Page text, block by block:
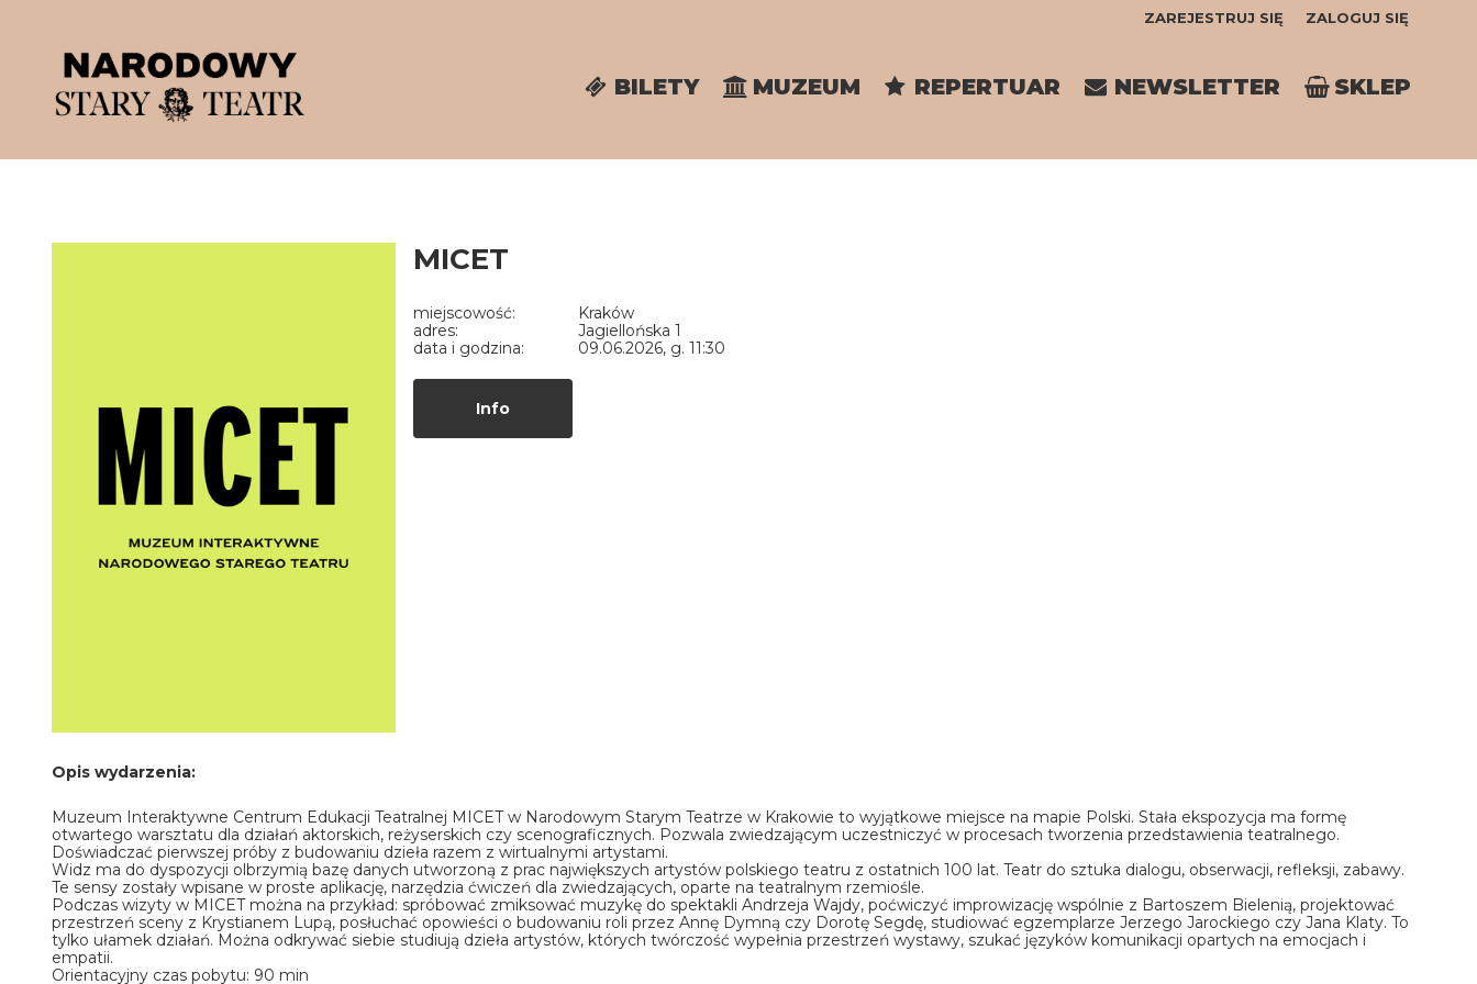
'
ZAREJESTRUJ SIĘ ZALOGUJ SIĘ
0,00
BILETY MUZEUM REPERTUAR NEWSLETTER SKLEP
MICET
miejscowość:
Kraków
adres:
Jagiellońska 1
data i godzina:
09.06.2026, g. 11:30
Info
Opis wydarzenia:
Muzeum Interaktywne Centrum Edukacji Teatralnej MICET w Narodowym Starym Teatrze w Krakowie to wyjątkowe miejsce na mapie Polski. Stała ekspozycja ma formę
otwartego warsztatu dla działań aktorskich, reżyserskich czy scenograficznych. Pozwala zwiedzającym uczestniczyć w procesach tworzenia przedstawienia teatralnego.
Doświadczać pierwszej próby z budowaniu dzieła razem z wirtualnymi artystami.
Widz ma do dyspozycji olbrzymią bazę danych utworzoną z prac największych artystów polskiego teatru z ostatnich 100 lat. Teatr do sztuka dialogu, obserwacji, refleksji, zabawy.
Te sensy zostały wpisane w proste aplikację, narzędzia ćwiczeń dla zwiedzających, oparte na teatralnym rzemiośle.
Podczas wizyty w MICET można na przykład: spróbować zmiksować muzykę do spektakli Andrzeja Wajdy, poćwiczyć improwizację wspólnie z Bartoszem Bielenią, projektować
przestrzeń sceny z Krystianem Lupą, posłuchać opowieści o budowaniu roli przez Annę Dymną czy Dorotę Segdę, studiować egzemplarze Jerzego Jarockiego czy Jana Klaty. To
tylko ułamek działań. Można odkrywać siebie studiują dzieła artystów, których twórczość wypełnia przestrzeń wystawy, szukać języków komunikacji opartych na emocjach i
empatii.
Orientacyjny czas pobytu: 90 min